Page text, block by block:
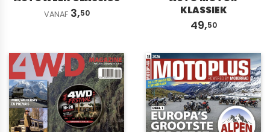
VANAF 3,50
KLASSIEK
49,50